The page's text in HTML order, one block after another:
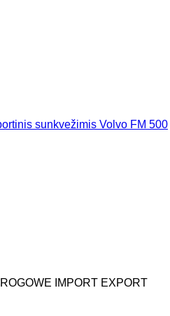
sunkvežimis Volvo FM 500
IMPORT EXPORT